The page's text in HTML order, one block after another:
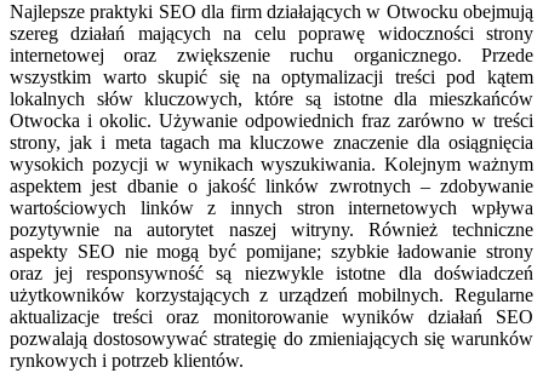
Najlepsze praktyki SEO dla firm działających w Otwocku obejmują
szereg działań mających na celu poprawę widoczności strony
internetowej oraz zwiększenie ruchu organicznego. Przede
wszystkim warto skupić się na optymalizacji treści pod kątem
lokalnych słów kluczowych, które są istotne dla mieszkańców
Otwocka i okolic. Używanie odpowiednich fraz zarówno w treści
strony, jak i meta tagach ma kluczowe znaczenie dla osiągnięcia
wysokich pozycji w wynikach wyszukiwania. Kolejnym ważnym
aspektem jest dbanie o jakość linków zwrotnych – zdobywanie
wartościowych linków z innych stron internetowych wpływa
pozytywnie na autorytet naszej witryny. Również techniczne
aspekty SEO nie mogą być pomijane; szybkie ładowanie strony
oraz jej responsywność są niezwykle istotne dla doświadczeń
użytkowników korzystających z urządzeń mobilnych. Regularne
aktualizacje treści oraz monitorowanie wyników działań SEO
pozwalają dostosowywać strategię do zmieniających się warunków
rynkowych i potrzeb klientów.